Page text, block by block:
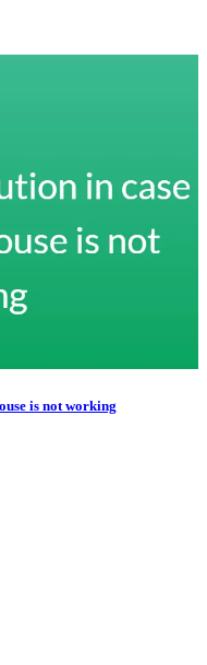
is not working